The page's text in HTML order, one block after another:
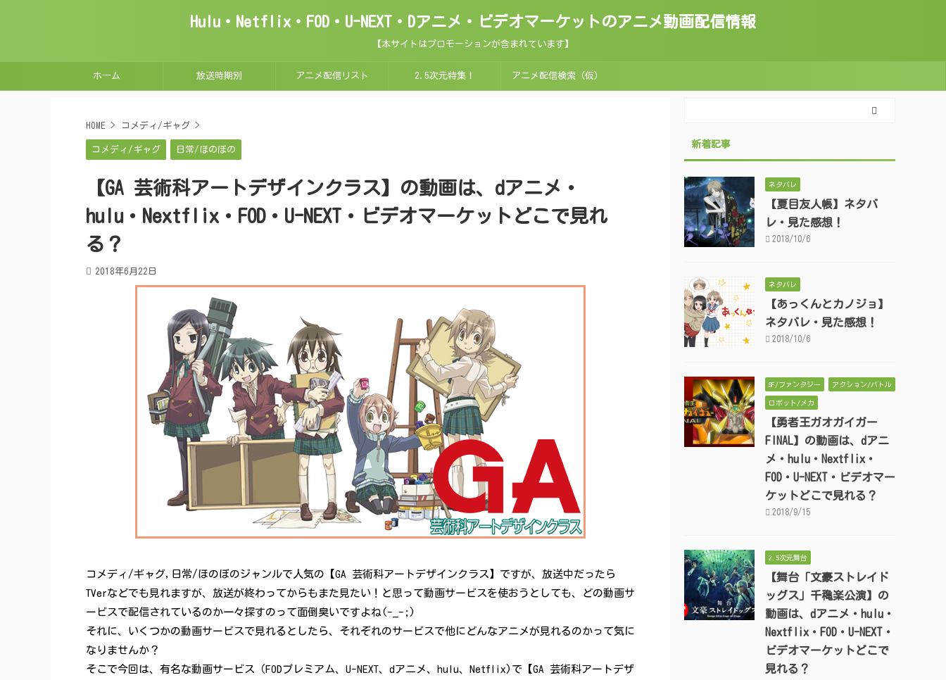
Hulu・Netflix・FOD・U-NEXT・Dアニメ・ビデオマーケットのアニメ動画配信情報
【本サイトはプロモーションが含まれています】
ホーム 放送時期別 アニメ配信リスト 2.5次元特集！ アニメ配信検索（仮）
HOME > コメディ/ギャグ >
コメディ/ギャグ 日常/ほのぼの
【GA 芸術科アートデザインクラス】の動画は、dアニメ・
hulu・Nextflix・FOD・U-NEXT・ビデオマーケットどこで見れ
る？
2018年6月22日
コメディ/ギャグ,日常/ほのぼのジャンルで人気の【GA 芸術科アートデザインクラス】ですが、放送中だったら
TVerなどでも見れますが、放送が終わってからもまた見たい！と思って動画サービスを使おうとしても、どの動画サ
ービスで配信されているのか一々探すのって面倒臭いですよね(-_-;)
それに、いくつかの動画サービスで見れるとしたら、それぞれのサービスで他にどんなアニメが見れるのかって気に
なりませんか？
そこで今回は、有名な動画サービス（FODプレミアム、U-NEXT、dアニメ、hulu、Netflix)で【GA 芸術科アートデザ
新着記事
ネタバレ
【夏目友人帳】ネタバ
レ・見た感想！
2018/10/6
ネタバレ
【あっくんとカノジョ】
ネタバレ・見た感想！
2018/10/6
SF/ファンタジー アクション/バトル
ロボット/メカ
【勇者王ガオガイガー
FINAL】の動画は、dアニ
メ・hulu・Nextflix・
FOD・U-NEXT・ビデオマー
ケットどこで見れる？
2018/9/15
2.5次元舞台
【舞台「文豪ストレイド
ッグス」千穐楽公演】の
動画は、dアニメ・hulu・
Nextflix・FOD・U-NEXT・
ビデオマーケットどこで
見れる？